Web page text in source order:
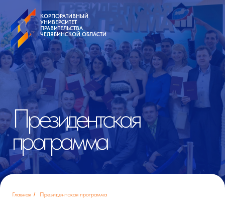
УНИВЕРСИТЕТ
ПРАВИТЕЛЬСТВА
ЧЕЛЯБИНСКОЙ ОБЛАСТИ
КОРПОРАТИВНЫЙ
УНИВЕРСИТЕТ
ПРАВИТЕЛЬСТВА
ЧЕЛЯБИНСКОЙ ОБЛАСТИ
Президентская
программа
Главная / Президентская программа